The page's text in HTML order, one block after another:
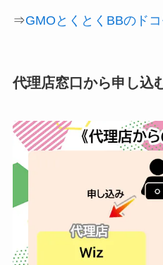
⇒GMOとくとくBBのド
代理店窓口から申し込